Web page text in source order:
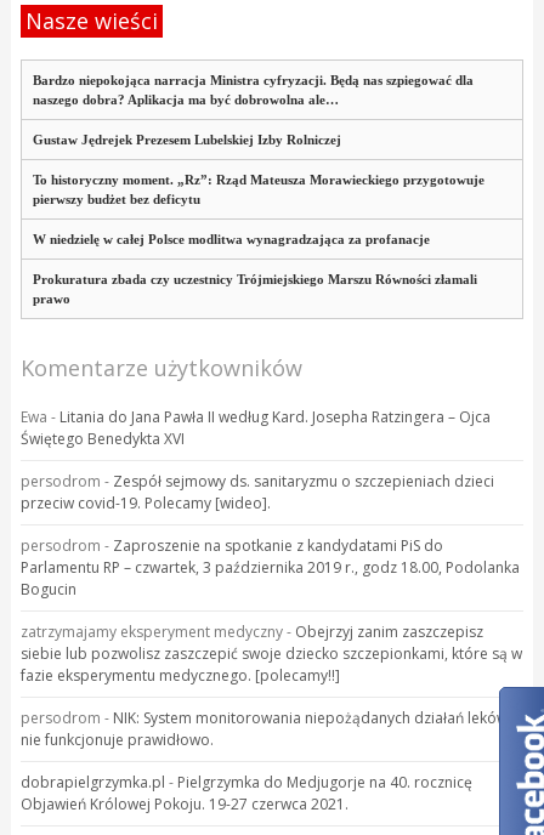
Nasze wieści
Bardzo niepokojąca narracja Ministra cyfryzacji. Będą nas szpiegować dla
naszego dobra? Aplikacja ma być dobrowolna ale…
Gustaw Jędrejek Prezesem Lubelskiej Izby Rolniczej
To historyczny moment. „Rz”: Rząd Mateusza Morawieckiego przygotowuje
pierwszy budżet bez deficytu
W niedzielę w całej Polsce modlitwa wynagradzająca za profanacje
Prokuratura zbada czy uczestnicy Trójmiejskiego Marszu Równości złamali
prawo
Komentarze użytkowników
Ewa - Litania do Jana Pawła II według Kard. Josepha Ratzingera – Ojca
Świętego Benedykta XVI
persodrom - Zespół sejmowy ds. sanitaryzmu o szczepieniach dzieci
przeciw covid-19. Polecamy [wideo].
persodrom - Zaproszenie na spotkanie z kandydatami PiS do
Parlamentu RP – czwartek, 3 października 2019 r., godz 18.00, Podolanka
Bogucin
zatrzymajamy eksperyment medyczny- Obejrzyj zanim zaszczepisz
siebie lub pozwolisz zaszczepić swoje dziecko szczepionkami, które są w
fazie eksperymentu medycznego. [polecamy!!]
persodrom - NIK: System monitorowania niepożądanych działań leków
nie funkcjonuje prawidłowo.
dobrapielgrzymka.pl - Pielgrzymka do Medjugorje na 40. rocznicę
Objawień Królowej Pokoju. 19-27 czerwca 2021.